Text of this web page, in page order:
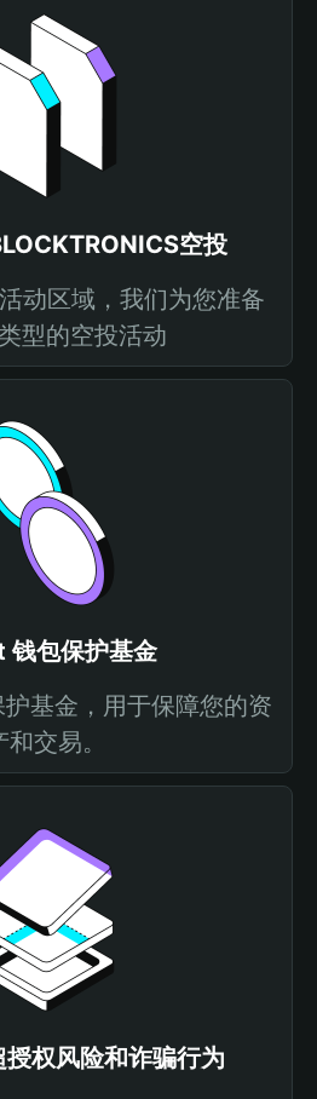
空投
动区域，我们为您准备
型的空投活动
钱包保护基金
基金，用于保障您的资
和交易。
权风险和诈骗行为